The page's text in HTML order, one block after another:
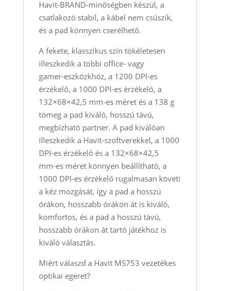
Havit‑BRAND‑minőségben készül, a
csatlakozó stabil, a kábel nem csúszik,
és a pad könnyen cserélhető.
A fekete, klasszikus szín tökéletesen
illeszkedik a többi office‑ vagy
gamer‑eszközkhöz, a 1200 DPI‑es
érzékelő, a 1000 DPI‑es érzékelő, a
132×68×42,5 mm‑es méret és a 138 g
tömeg a pad kiváló, hosszú távú,
megbízható partner. A pad kiválóan
illeszkedik a Havit‑szoftverekkel, a 1000
DPI‑es érzékelő és a 132×68×42,5
mm‑es méret könnyen beállítható, a
1000 DPI‑es érzékelő rugalmasan követi
a kéz mozgását, így a pad a hosszú
órákon, hosszabb órákon át is kiváló,
komfortos, és a pad a hosszú távú,
hosszabb órákon át tartó játékhoz is
kiváló választás.
Miért válaszd a Havit MS753 vezetékes
optikai egeret?